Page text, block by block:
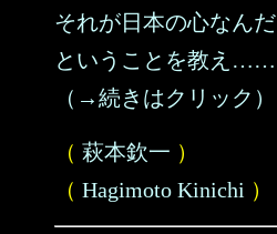
それが日本の心なんだ
ということを教え……
（→続きはクリック）
（ 萩本欽一 ）
（ Hagimoto Kinichi ）